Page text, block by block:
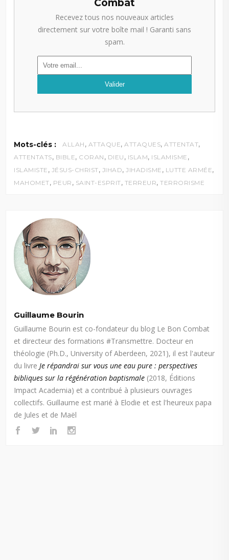
Combat
Recevez tous nos nouveaux articles
directement sur votre boîte mail ! Garanti sans
spam.
Mots-clés : ALLAH , ATTAQUE,ATTAQUES,ATTENTAT,
ATTENTATS, BIBLE, CORAN , DIEU , ISLAM, ISLAMISME ,
ISLAMISTE , JÉSUS-CHRIST, JIHAD,JIHADISME , LUTTE ARMÉE,
MAHOMET, PEUR , SAINT-ESPRIT, TERREUR,TERRORISME
Guillaume Bourin
Guillaume Bourin est co-fondateur du blog Le Bon Combat
et directeur des formations #Transmettre. Docteur en
théologie (Ph.D., University of Aberdeen, 2021), il est l'auteur
du livre Je répandrai sur vous une eau pure : perspectives
bibliques sur la régénération baptismale (2018, Éditions
Impact Academia) et a contribué à plusieurs ouvrages
collectifs. Guillaume est marié à Elodie et est l'heureux papa
de Jules et de Maël